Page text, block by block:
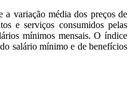
variação média dos preços de
e serviços consumidos pelas
mínimos mensais. O índice
salário mínimo e de benefícios